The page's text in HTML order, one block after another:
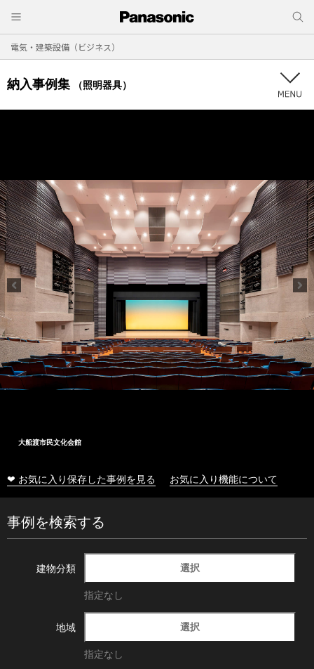
電気・建築設備（ビジネス）
納入事例集 （照明器具）
大船渡市民文化会館
❤ お気に入り保存した事例を見る お気に入り機能について
事例を検索する
建物分類 選択
指定なし
地域 選択
指定なし